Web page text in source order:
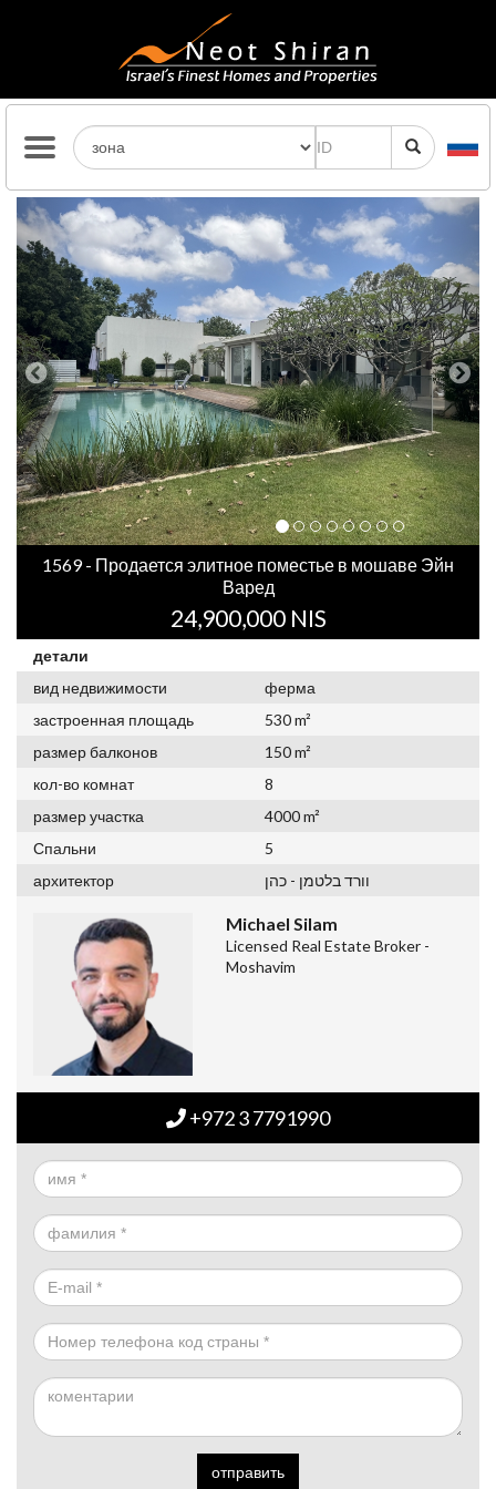
Previous Next
1569 - Продается элитное поместье в мошаве Эйн
Варед
24,900,000 NIS
детали
вид недвижимости
ферма
застроенная площадь
530 m²
размер балконов
150 m²
кол-во комнат
8
размер участка
4000 m²
Спальни
5
архитектор
וורד בלטמן - כהן
Michael Silam
Licensed Real Estate Broker -
Moshavim
+972 3 7791990
отправить